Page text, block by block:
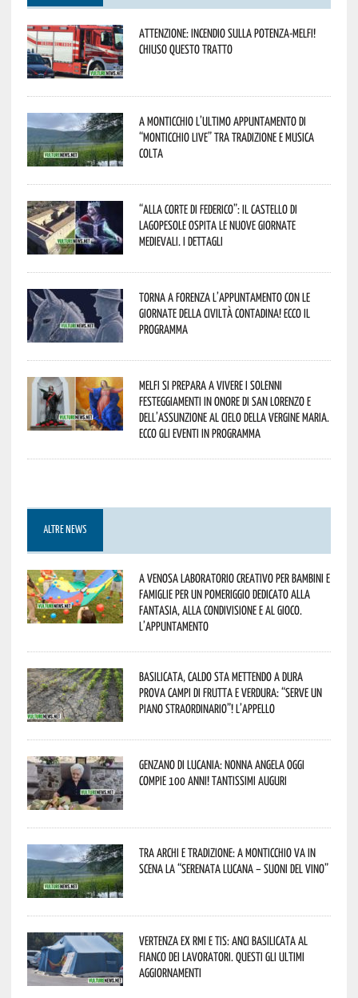
Attenzione: incendio sulla Potenza-Melfi!
Chiuso questo tratto
A Monticchio l’ultimo appuntamento di
“Monticchio Live” tra tradizione e musica
colta
“Alla corte di Federico”: il Castello di
Lagopesole ospita le nuove Giornate
Medievali. I dettagli
Torna a Forenza l’appuntamento con le
Giornate della Civiltà Contadina! Ecco il
programma
Melfi si prepara a vivere i solenni
festeggiamenti in onore di San Lorenzo e
dell’assunzione al cielo della Vergine Maria.
Ecco gli eventi in programma
ALTRE NEWS
A Venosa laboratorio creativo per bambini e
famiglie per un pomeriggio dedicato alla
fantasia, alla condivisione e al gioco.
L’appuntamento
Basilicata, caldo sta mettendo a dura
prova campi di frutta e verdura: “Serve un
piano straordinario”! L’appello
Genzano di Lucania: nonna Angela oggi
compie 100 anni! Tantissimi auguri
Tra archi e tradizione: a Monticchio va in
scena la “Serenata lucana – suoni del vino”
Vertenza ex RMI e TIS: ANCI Basilicata al
fianco dei lavoratori. Questi gli ultimi
aggiornamenti